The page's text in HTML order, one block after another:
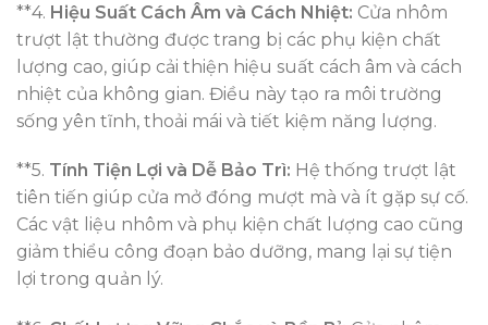
**4. Hiệu Suất Cách Âm và Cách Nhiệt: Cửa nhôm
trượt lật thường được trang bị các phụ kiện chất
lượng cao, giúp cải thiện hiệu suất cách âm và cách
nhiệt của không gian. Điều này tạo ra môi trường
sống yên tĩnh, thoải mái và tiết kiệm năng lượng.
**5. Tính Tiện Lợi và Dễ Bảo Trì: Hệ thống trượt lật
tiên tiến giúp cửa mở đóng mượt mà và ít gặp sự cố.
Các vật liệu nhôm và phụ kiện chất lượng cao cũng
giảm thiểu công đoạn bảo dưỡng, mang lại sự tiện
lợi trong quản lý.